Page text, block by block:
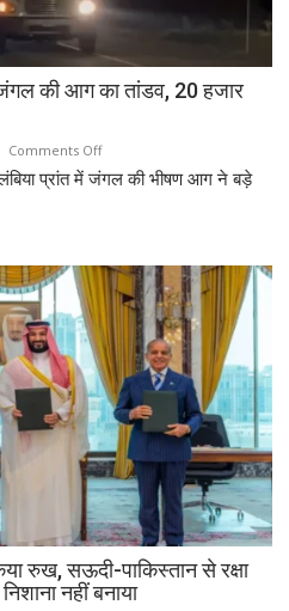
की आग का तांडव, 20 हजार
Comments Offon
कनाडा
में
जंगल
की
आग
का
तांडव,
हजार
लोग
‘जैसे
बम
फटा
प्रांत में जंगल की भीषण आग ने बड़े
रुख, सऊदी-पाकिस्तान से रक्षा
नहीं बनाया